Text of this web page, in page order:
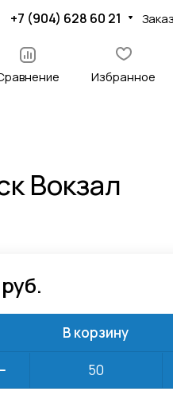
+7 (904) 628 60 21
Избранное
Вокзал
В корзину